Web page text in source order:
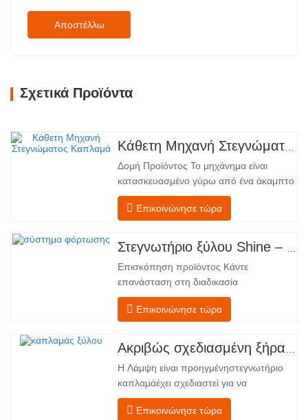
Αποστέλλω
Σχετικά Προϊόντα
Δομή Προϊόντος Το μηχάνημα είναι
κατασκευασμένο γύρω από ένα άκαμπτο
χαλύβδινο πλαίσιο που υποστηρίζει
τέσσερις ενσωματωμένες λειτουργικές
από την τροφοδοσία έως την
εκφόρτωση. Τμήμα Τροφοδοσίας –
Εξοπλισμένο με έναν μεταφορέα
τροφοδοσίας και έναν μηχανισμό…
Επικοινώνησε τώρα
Επισκόπηση προϊόντος Κάντε
επανάσταση στη διαδικασία
στεγνώματος του καπλαμά σας με την
προηγμένη τεχνολογία Shenghuai Ο
καπλαμά αντιπροσωπεύει μια σημαντική
ανακάλυψη καπλαμάς ξύλουτεχνολογία
επεξεργασίας. Σχεδιασμένο για
κατασκευαστές κόντρα πλακέ,
εργοστάσια καπλαμά…
Επικοινώνησε τώρα
Η Λάμψη είναι προηγμένηστεγνωτήριο
καπλαμάέχει σχεδιαστεί για να
αντιμετωπίζει τις πιο συνηθισμένες
προκλήσεις σεστέγνωμα καπλαμά:
Επικοινώνησε τώρα